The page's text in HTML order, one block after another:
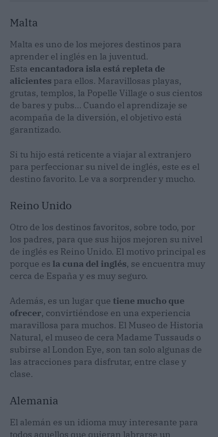
Malta
Malta es uno de los mejores destinos para
aprender el inglés en la juventud.
Esta encantadora isla está repleta de
alicientes para ellos. Maravillosas playas,
grutas, templos, la Popelle Village o sus cientos
de bares y pubs… Cuando el aprendizaje se
acompaña de la diversión, el objetivo está
garantizado.
Si tu hijo está reticente a viajar al extranjero
para perfeccionar su nivel de inglés, este es el
destino favorito. Le va a sorprender y mucho.
Reino Unido
Otro de los destinos favoritos, sobre todo, por
los padres, para que sus hijos mejoren su nivel
de inglés es Reino Unido. El motivo principal es
porque es la cuna del inglés, se encuentra muy
cerca de España y es muy seguro.
Además, es un lugar que tiene mucho que
ofrecer, convirtiéndose en una experiencia
maravillosa para muchos. El Museo de Historia
Natural, el museo de cera Madame Tussauds o
subirse al London Eye, son tan solo algunas de
las atracciones para disfrutar, entre clase y
clase.
Alemania
El alemán es un idioma muy interesante para
todos aquellos que quieran labrarse un